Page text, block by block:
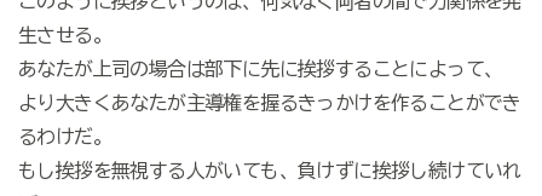
生させる。
あなたが上司の場合は部下に先に挨拶することによって、
より大きくあなたが主導権を握るきっかけを作ることができ
るわけだ。
もし挨拶を無視する人がいても、負けずに挨拶し続けていれ